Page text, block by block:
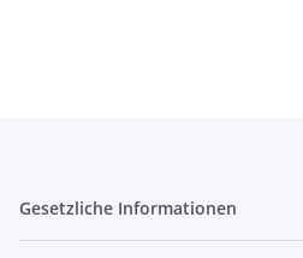
Gesetzliche Informationen